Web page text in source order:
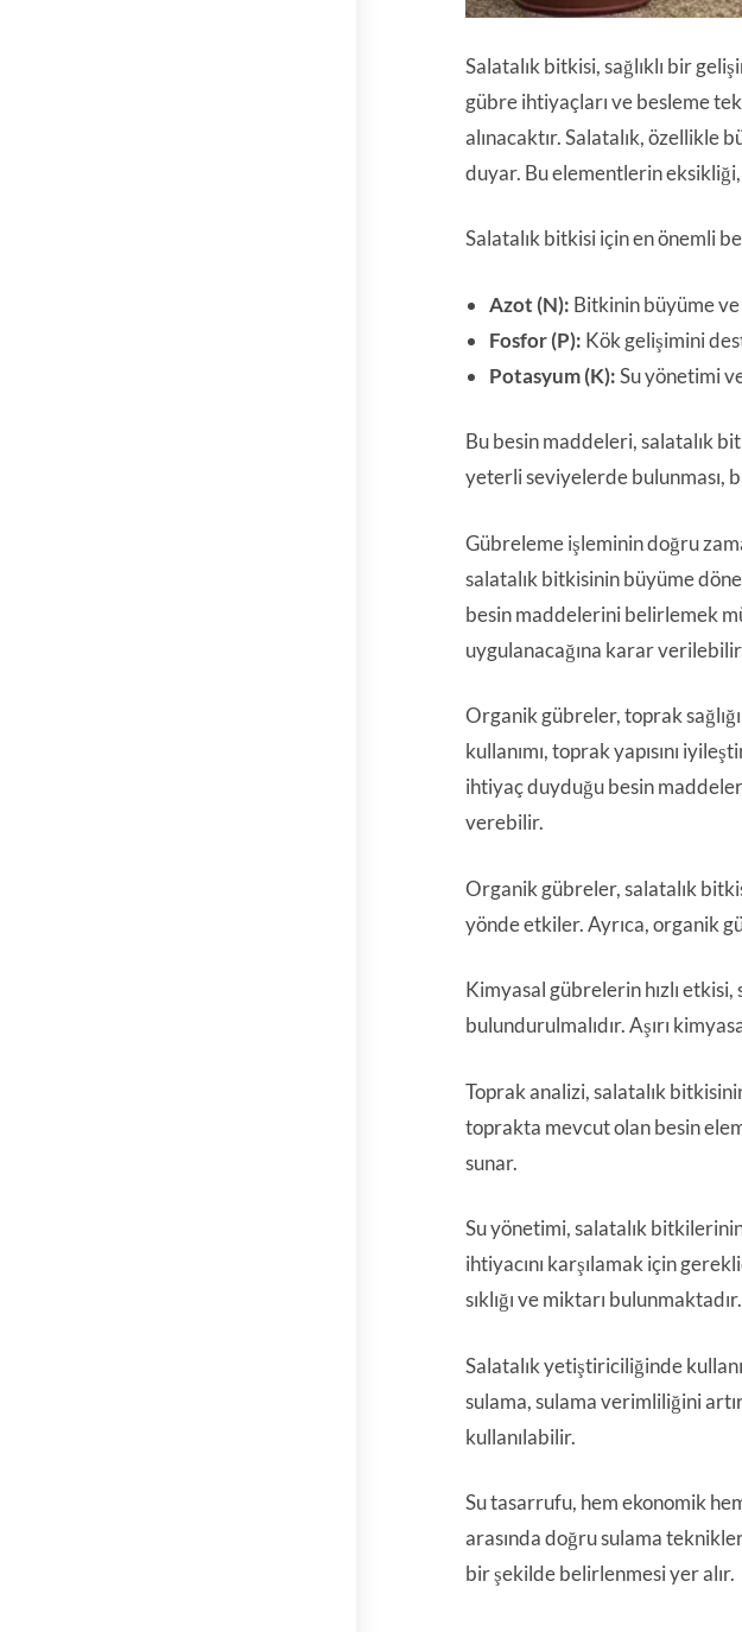
Salatalık bitkisi, sağlıklı bir
gübre ihtiyaçları ve besleme
alınacaktır. Salatalık,
duyar. Bu elementlerin
Salatalık bitkisi için en önemli
Azot (N): Bitkinin büyüme
Fosfor (P): Kök gelişimini
Potasyum (K):Su yönetimi
Bu besin maddeleri, salatalık
yeterli seviyelerde bulunması,
Gübreleme işleminin doğru
salatalık bitkisinin büyüme
besin maddelerini belirlemek
uygulanacağına karar
Organik gübreler, toprak
kullanımı, toprak yapısını
ihtiyaç duyduğu besin
verebilir.
Organik gübreler, salatalık
yönde etkiler. Ayrıca, organik
Kimyasal gübrelerin hızlı
bulundurulmalıdır. Aşırı
Toprak analizi, salatalık
toprakta mevcut olan besin
sunar.
Su yönetimi, salatalık
ihtiyacını karşılamak için
sıklığı ve miktarı bulunmaktadır.
Salatalık yetiştiriciliğinde
sulama, sulama verimliliğini
kullanılabilir.
Su tasarrufu, hem ekonomik
arasında doğru sulama
bir şekilde belirlenmesi yer alır.